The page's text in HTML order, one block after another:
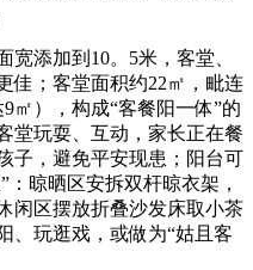
添加到10。5米，客堂、
佳；客堂面积约22㎡，毗连
㎡），构成“客餐阳一体”的
堂玩耍、互动，家长正在餐
子，避免平安现患；阳台可
：晾晒区安拆双杆晾衣架，
闲区摆放折叠沙发床取小茶
、玩逛戏，或做为“姑且客